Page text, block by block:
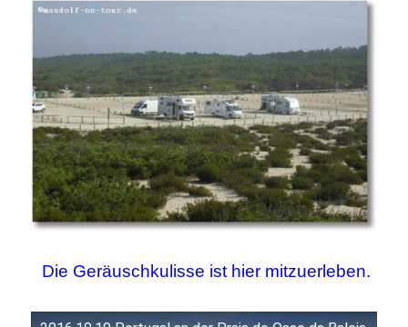
Die Geräuschkulisse ist hier mitzuerleben.